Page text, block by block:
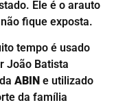
Ele é o arauto
fique exposta.
tempo é usado
João Batista
ABIN e utilizado
da família